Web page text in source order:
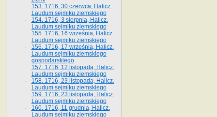
153. 1716, 30 czerwca, Halicz.
Laudum sejmiku ziemskiego
154. 1716, 3 sierpnia, Halicz.
Laudum sejmiku ziemskiego
155. 1716, 16 września, Halicz.
Laudum sejmiku ziemskiego
156. 1716, 17 września, Halicz.
Laudum sejmiku ziemskiego
gospodarskiego
157. 1716, 12 listopada, Halicz.
Laudum sejmiku ziemskiego
158. 1716, 23 listopada, Halicz.
Laudum sejmiku ziemskiego
159. 1716, 23 listopada, Halicz.
Laudum sejmiku ziemskiego
160. 1716, 11 grudnia, Halicz.
Laudum sejmiku ziemskiego